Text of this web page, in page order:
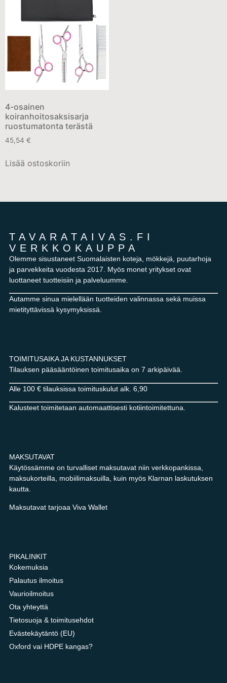
4-osainen
koiranhoitosaksisarja
ruostumatonta terästä
45,54 €
Lisää ostoskoriin
TAVARATAIVAS.FI
VERKKOKAUPPA
Olemme sisustaneet Suomalaisten koteja, mökkejä, puutarhoja
ja parvekkeita vuodesta 2017. Myös monet yritykset ovat
luottaneet tuotteisiin ja palveluumme.
Autamme sinua mielellään tuotteiden valinnassa sekä muissa
mietityttävissä kysymyksissä.
TOIMITUSAIKA JA KUSTANNUKSET
Tilauksen pääsääntöinen toimitusaika on 7 arkipäivää.
Alle 100 € tilauksissa toimituskulut alk. 6,90
Kalusteet toimitetaan automaattisesti kotiintoimitettuna.
MAKSUTAVAT
Käytössämme on turvalliset maksutavat niin verkkopankissa,
maksukorteilla, mobiilimaksuilla, kuin myös Klarnan laskutuksen
kautta.
Maksutavat tarjoaa Viva Wallet
PIKALINKIT
Kokemuksia
Palautus ilmoitus
Vaurioilmoitus
Ota yhteyttä
Tietosuoja & toimitusehdot
Evästekäytäntö (EU)
Oxford vai HDPE kangas?